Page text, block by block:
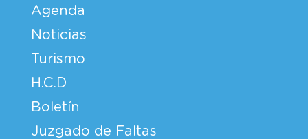
Agenda
Noticias
Turismo
H.C.D
Boletín
Juzgado de Faltas